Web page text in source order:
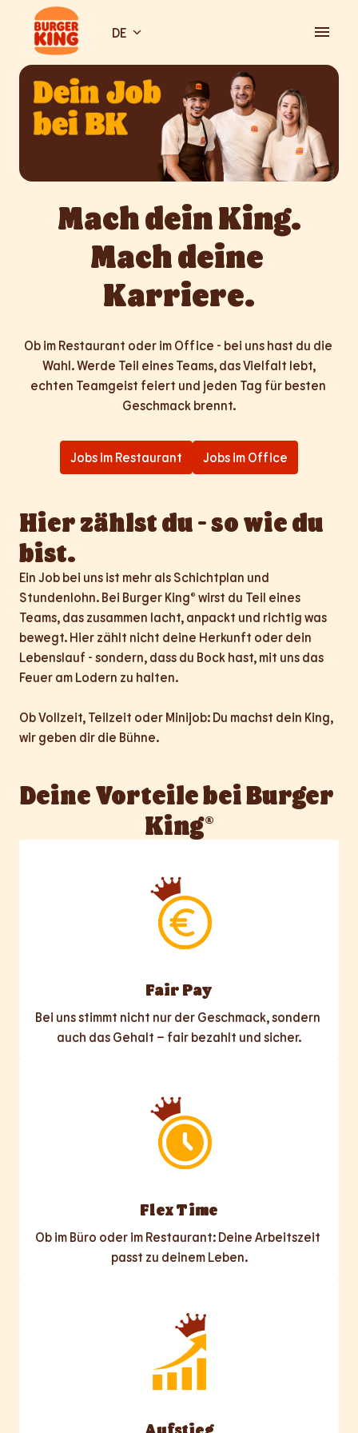
springenStartseite DE
Mach dein King.
Mach deine
Karriere.
Ob im Restaurant oder im Office - bei uns hast du die
Wahl. Werde Teil eines Teams, das Vielfalt lebt,
echten Teamgeist feiert und jeden Tag für besten
Geschmack brennt.
Jobs im Restaurant Jobs im Office
Hier zählst du - so wie du
bist.
Ein Job bei uns ist mehr als Schichtplan und
Stundenlohn. Bei Burger King® wirst du Teil eines
Teams, das zusammen lacht, anpackt und richtig was
bewegt. Hier zählt nicht deine Herkunft oder dein
Lebenslauf - sondern, dass du Bock hast, mit uns das
Feuer am Lodern zu halten.
Ob Vollzeit, Teilzeit oder Minijob: Du machst dein King,
wir geben dir die Bühne.
Deine Vorteile bei Burger
King®
Fair Pay
Bei uns stimmt nicht nur der Geschmack, sondern
auch das Gehalt – fair bezahlt und sicher.
Flex Time
Ob im Büro oder im Restaurant: Deine Arbeitszeit
passt zu deinem Leben.
Aufstieg